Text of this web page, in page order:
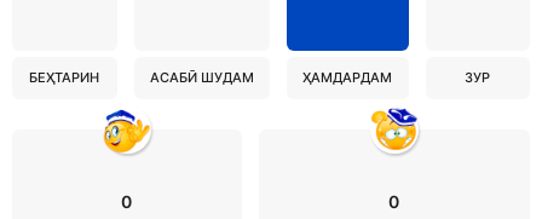
БЕҲТАРИН АСАБӢ ШУДАМ ҲАМДАРДАМ ЗУР
0 0